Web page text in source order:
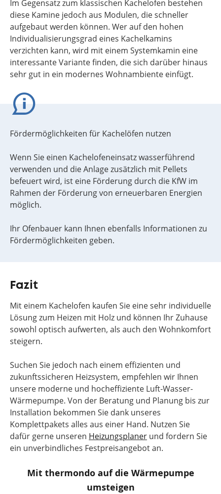
Im Gegensatz zum klassischen Kachelofen bestehen
diese Kamine jedoch aus Modulen, die schneller
aufgebaut werden können. Wer auf den hohen
Individualisierungsgrad eines Kachelkamins
verzichten kann, wird mit einem Systemkamin eine
interessante Variante finden, die sich darüber hinaus
sehr gut in ein modernes Wohnambiente einfügt.
Fördermöglichkeiten für Kachelöfen nutzen
Wenn Sie einen Kachelofeneinsatz wasserführend
verwenden und die Anlage zusätzlich mit Pellets
befeuert wird, ist eine Förderung durch die KfW im
Rahmen der Förderung von erneuerbaren Energien
möglich.
Ihr Ofenbauer kann Ihnen ebenfalls Informationen zu
Fördermöglichkeiten geben.
Fazit
Mit einem Kachelofen kaufen Sie eine sehr individuelle
Lösung zum Heizen mit Holz und können Ihr Zuhause
sowohl optisch aufwerten, als auch den Wohnkomfort
steigern.
Suchen Sie jedoch nach einem effizienten und
zukunftssicheren Heizsystem, empfehlen wir Ihnen
unsere moderne und hocheffiziente Luft-Wasser-
Wärmepumpe. Von der Beratung und Planung bis zur
Installation bekommen Sie dank unseres
Komplettpakets alles aus einer Hand. Nutzen Sie
dafür gerne unseren Heizungsplaner und fordern Sie
ein unverbindliches Festpreisangebot an.
Mit thermondo auf die Wärmepumpe
umsteigen